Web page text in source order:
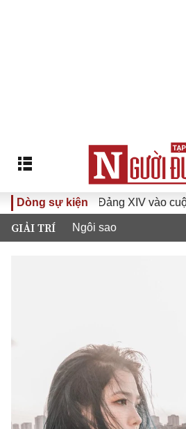
Dòng sự kiện
Đại hội Đảng XIV vào cuộc sống
GIẢI TRÍ Ngôi sao